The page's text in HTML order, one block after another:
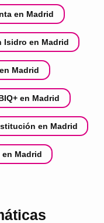
en Madrid
Isidro en Madrid
Madrid
en Madrid
en Madrid
en Madrid